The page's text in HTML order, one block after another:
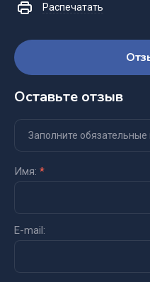
Распечатать
Оставьте отзыв
Заполните обязательные
Имя: *
E-mail: